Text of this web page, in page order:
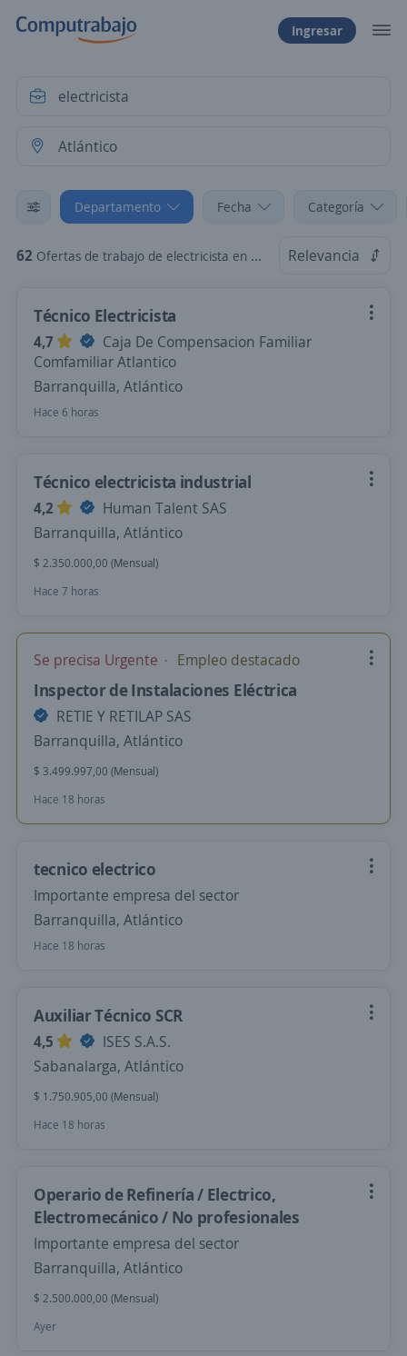
Ingresar
Departamento Fecha Categoría
62 Ofertas de trabajo de electricista en Atlántico Relevancia
Técnico Electricista
4,7
Caja De Compensacion Familiar
Comfamiliar Atlantico
Barranquilla, Atlántico
Hace 6 horas
Técnico electricista industrial
4,2
Human Talent SAS
Barranquilla, Atlántico
$ 2.350.000,00 (Mensual)
Hace 7 horas
Se precisa Urgente Empleo destacado
Inspector de Instalaciones Eléctrica
RETIE Y RETILAP SAS
Barranquilla, Atlántico
$ 3.499.997,00 (Mensual)
Hace 18 horas
tecnico electrico
Importante empresa del sector
Barranquilla, Atlántico
Hace 18 horas
Auxiliar Técnico SCR
4,5
ISES S.A.S.
Sabanalarga, Atlántico
$ 1.750.905,00 (Mensual)
Hace 18 horas
Operario de Refinería / Electrico,
Electromecánico / No profesionales
Importante empresa del sector
Barranquilla, Atlántico
$ 2.500.000,00 (Mensual)
Ayer